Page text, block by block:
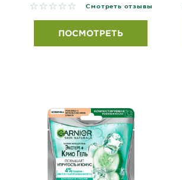
No reviews Смотреть отзывы
ПОСМОТРЕТЬ